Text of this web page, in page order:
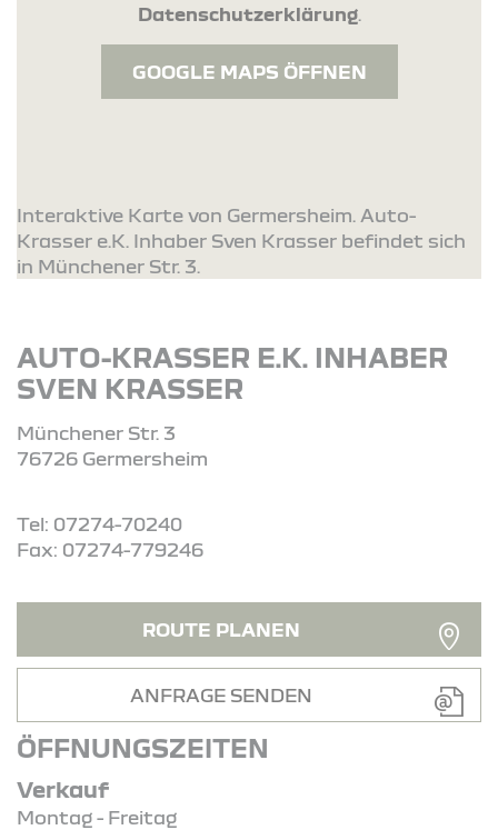
Datenschutzerklärung.
GOOGLE MAPS ÖFFNEN
Interaktive Karte von Germersheim. Auto-
Krasser e.K. Inhaber Sven Krasser befindet sich
in Münchener Str. 3.
AUTO-KRASSER E.K. INHABER
SVEN KRASSER
Münchener Str. 3
76726 Germersheim
Tel: 07274-70240
Fax: 07274-779246
ROUTE PLANEN
ANFRAGE SENDEN
ÖFFNUNGSZEITEN
Verkauf
Montag - Freitag